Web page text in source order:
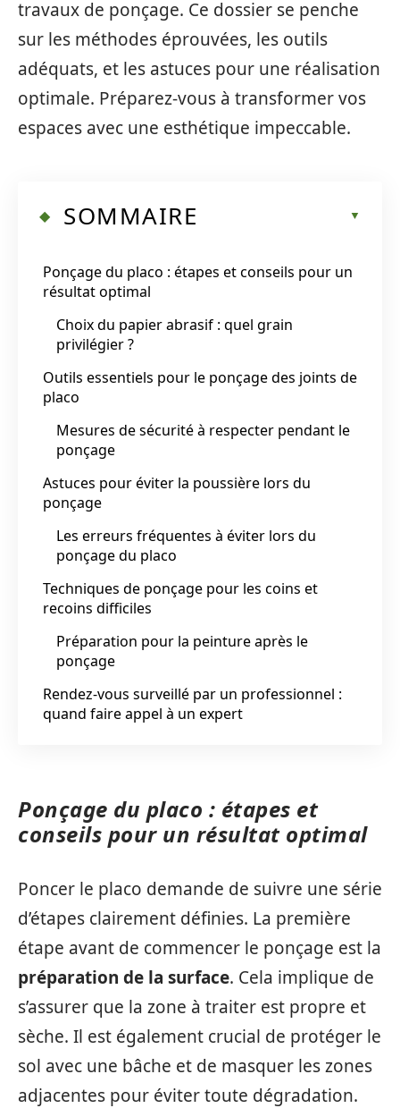
travaux de ponçage. Ce dossier se penche
sur les méthodes éprouvées, les outils
adéquats, et les astuces pour une réalisation
optimale. Préparez-vous à transformer vos
espaces avec une esthétique impeccable.
SOMMAIRE
Ponçage du placo : étapes et conseils pour un
résultat optimal
Choix du papier abrasif : quel grain
privilégier ?
Outils essentiels pour le ponçage des joints de
placo
Mesures de sécurité à respecter pendant le
ponçage
Astuces pour éviter la poussière lors du
ponçage
Les erreurs fréquentes à éviter lors du
ponçage du placo
Techniques de ponçage pour les coins et
recoins difficiles
Préparation pour la peinture après le
ponçage
Rendez-vous surveillé par un professionnel :
quand faire appel à un expert
Ponçage du placo : étapes et
conseils pour un résultat optimal
Poncer le placo demande de suivre une série
d’étapes clairement définies. La première
étape avant de commencer le ponçage est la
préparation de la surface. Cela implique de
s’assurer que la zone à traiter est propre et
sèche. Il est également crucial de protéger le
sol avec une bâche et de masquer les zones
adjacentes pour éviter toute dégradation.